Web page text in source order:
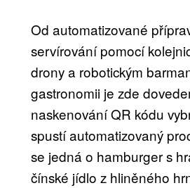
Od automatizované
servírování pomocí
drony a robotickým
gastronomii je zde
naskenování QR kódu
spustí automatizovaný
se jedná o hamburger s
čínské jídlo z hliněného